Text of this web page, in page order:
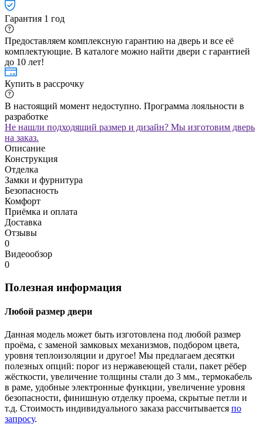
Гарантия 1 год
Предоставляем комплексную гарантию на дверь и все её
комплектующие. В каталоге можно найти двери с гарантией
до 10 лет!
Купить в рассрочку
В настоящий момент недоступно. Программа лояльности в
разработке
Не нашли подходящий размер и дизайн? Мы изготовим дверь
на заказ.
Описание
Конструкция
Отделка
Замки и фурнитура
Безопасность
Комфорт
Приёмка и оплата
Доставка
Отзывы
0
Видеообзор
0
Полезная информация
Любой размер двери
Данная модель может быть изготовлена под любой размер
проёма, с заменой замковых механизмов, подбором цвета,
уровня теплоизоляции и другое! Мы предлагаем десятки
полезных опций: порог из нержавеющей стали, пакет рёбер
жёсткости, увеличение толщины стали до 3 мм., термокабель
в раме, удобные электронные функции, увеличение уровня
безопасности, финишную отделку проема, скрытые петли и
т.д. Стоимость индивидуального заказа рассчитывается по
запросу.